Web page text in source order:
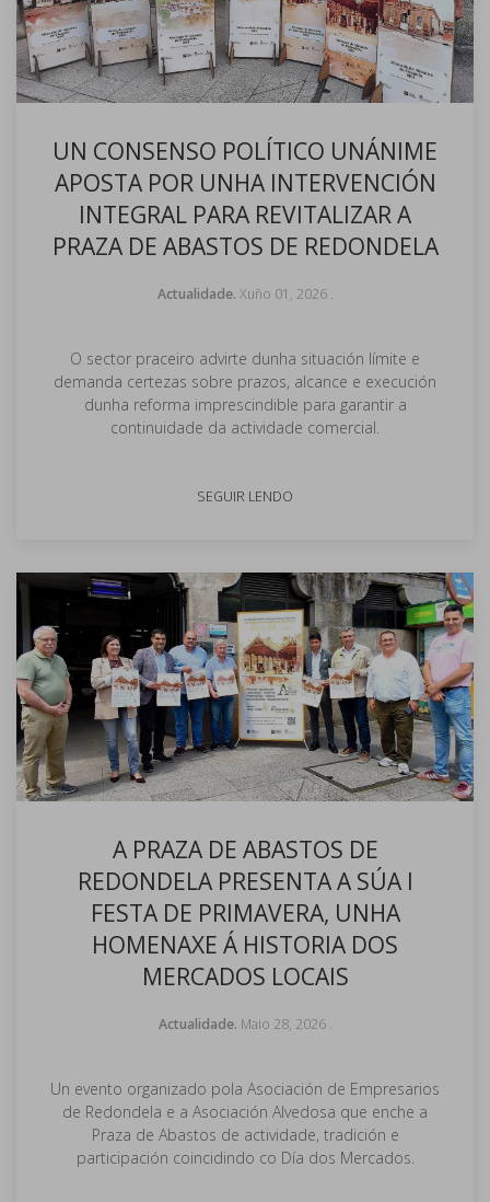
UN CONSENSO POLÍTICO UNÁNIME
APOSTA POR UNHA INTERVENCIÓN
INTEGRAL PARA REVITALIZAR A
PRAZA DE ABASTOS DE REDONDELA
Actualidade. Xuño 01, 2026.
O sector praceiro advirte dunha situación límite e
demanda certezas sobre prazos, alcance e execución
dunha reforma imprescindible para garantir a
continuidade da actividade comercial.
SEGUIR LENDO
A PRAZA DE ABASTOS DE
REDONDELA PRESENTA A SÚA I
FESTA DE PRIMAVERA, UNHA
HOMENAXE Á HISTORIA DOS
MERCADOS LOCAIS
Actualidade. Maio 28, 2026.
Un evento organizado pola Asociación de Empresarios
de Redondela e a Asociación Alvedosa que enche a
Praza de Abastos de actividade, tradición e
participación coincidindo co Día dos Mercados.